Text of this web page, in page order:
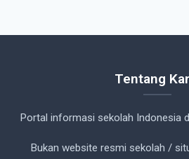
Tentang
Portal informasi sekolah Indonesia
Bukan website resmi sekolah /